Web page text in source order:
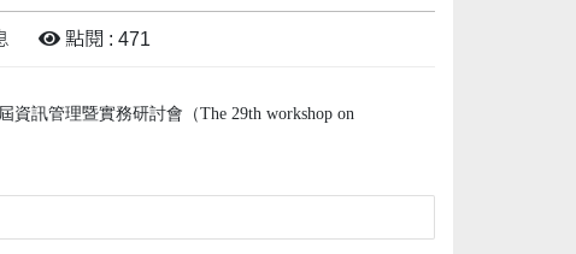
點閱 : 471
訊管理暨實務研討會（The 29th workshop on